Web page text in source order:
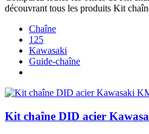
découvrant tous les produits Kit
Chaîne
125
Kawasaki
Guide-chaîne
Kit chaîne DID acier